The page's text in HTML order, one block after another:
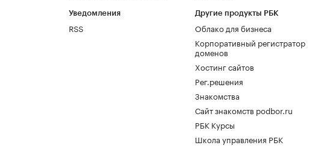
Уведомления
RSS
Другие продукты РБК
Облако для бизнеса
Корпоративный регистратор
доменов
Хостинг сайтов
Рег.решения
Знакомства
Сайт знакомств podbor.ru
РБК Курсы
Школа управления РБК